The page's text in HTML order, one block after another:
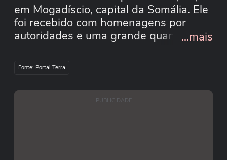
em Mogadíscio, capital da Somália. Ele
foi recebido com homenagens por
autoridades e uma grande quantidade
Omar demonstrou confiança de que
principal torneio do futebol mundial.
Imagens: Nasra Bashir Ali/Governo
...mais
Fonte: Portal Terra
PUBLICIDADE